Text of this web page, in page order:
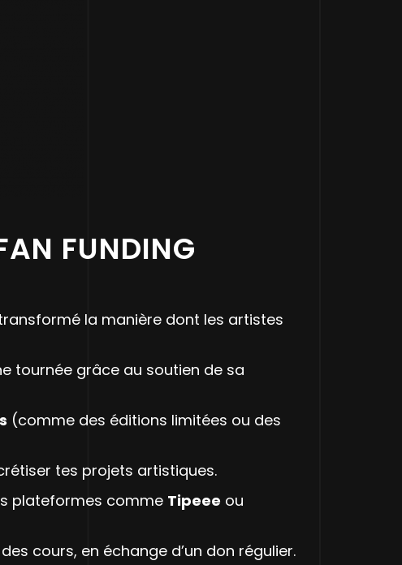
FUNDING
la manière dont les artistes
tournée grâce au soutien de sa
(comme des éditions limitées ou des
tes projets artistiques.
plateformes comme Tipeee ou
cours, en échange d’un don régulier.